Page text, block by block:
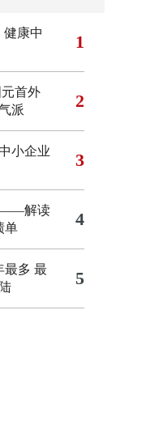
健康中
1
首外
派
2
小企业
3
——解读
单
4
最多 最
5